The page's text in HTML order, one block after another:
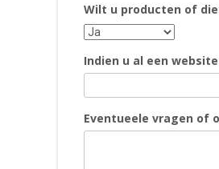
Wilt u producten of
Indien u al een
Eventueele vragen of